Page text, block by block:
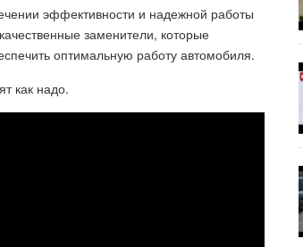
эффективности и надежной работы
заменители, которые
оптимальную работу автомобиля.
как надо.